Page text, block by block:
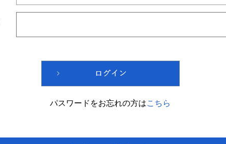
パスワードをお忘れの方はこちら